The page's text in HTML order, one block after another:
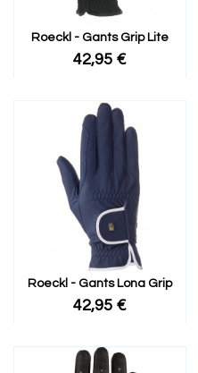
Roeckl - Gants Grip Lite
42,95 €
Roeckl - Gants Lona Grip
42,95 €